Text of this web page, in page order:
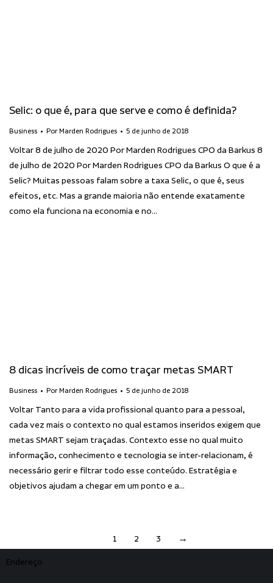
Selic: o que é, para que serve e como é definida?
Business PorMarden Rodrigues 5 de junho de 2018
Voltar 8 de julho de 2020 Por Marden Rodrigues CPO da Barkus 8
de julho de 2020 Por Marden Rodrigues CPO da Barkus O que é a
Selic? Muitas pessoas falam sobre a taxa Selic, o que é, seus
efeitos, etc. Mas a grande maioria não entende exatamente
como ela funciona na economia e no…
8 dicas incríveis de como traçar metas SMART
Business PorMarden Rodrigues 5 de junho de 2018
Voltar Tanto para a vida profissional quanto para a pessoal,
cada vez mais o contexto no qual estamos inseridos exigem que
metas SMART sejam traçadas. Contexto esse no qual muito
informação, conhecimento e tecnologia se inter-relacionam, é
necessário gerir e filtrar todo esse conteúdo. Estratégia e
objetivos ajudam a chegar em um ponto e a…
1 2 3
→
Endereço